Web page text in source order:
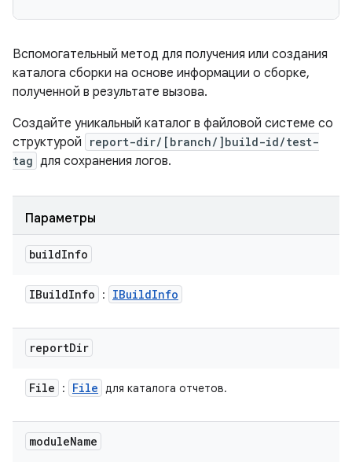
Вспомогательный метод для получения или создания
каталога сборки на основе информации о сборке,
полученной в результате вызова.
Создайте уникальный каталог в файловой системе со
структурой
report-dir/[branch/]build-id/test-
tag для сохранения логов.
Параметры
buildInfo
IBuildInfo : IBuildInfo
reportDir
File : File для каталога отчетов.
moduleName